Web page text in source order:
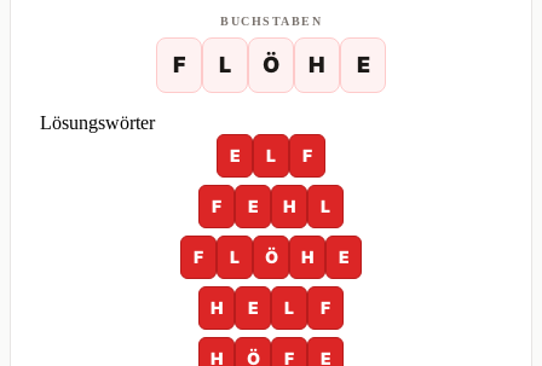
BUCHSTABEN
F L Ö H E
Lösungswörter
E
L F
F E H L
F L Ö H E
H E L F
H Ö F E